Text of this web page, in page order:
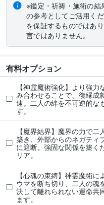
※鑑定・祈祷・施術の結
の参考としてご活用く
を保証するものではあ
言ではありません。
有料オプション
【神霊魔術強化】より強力
み合わせることで、復縁成
速。二人の絆を不可逆的な
す。
【魔界結界】魔界の力で二
築き、外部からのネガティ
に遮断。強固な関係を築く
リア。
【心魂の束縛】神霊魔術に
ウマを断ち切り、二人の魂
決して離れられない運命共
ます。